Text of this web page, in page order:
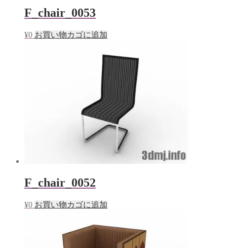
F_chair_0053
¥0 お買い物カゴに追加
F_chair_0052
¥0 お買い物カゴに追加